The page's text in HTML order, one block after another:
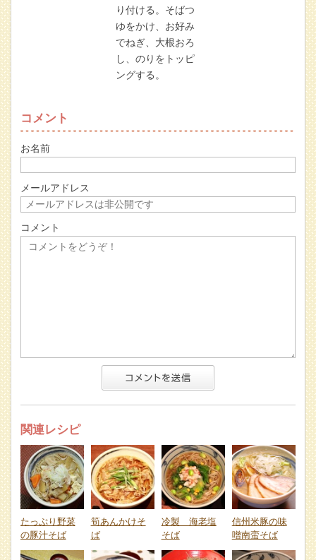
り付ける。そばつ
ゆをかけ、お好み
でねぎ、大根おろ
し、のりをトッピ
ングする。
コメント
お名前
メールアドレス
コメント
関連レシピ
たっぷり野菜
の豚汁そば
筍あんかけそ
ば
冷製 海老塩
そば
信州米豚の味
噌南蛮そば